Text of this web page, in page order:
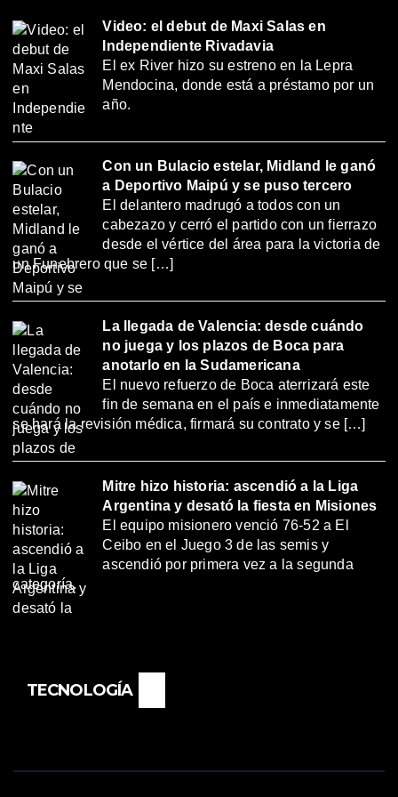
Video: el debut de Maxi Salas en
Independiente Rivadavia
El ex River hizo su estreno en la Lepra
Mendocina, donde está a préstamo por un
año.
Con un Bulacio estelar, Midland le ganó
a Deportivo Maipú y se puso tercero
El delantero madrugó a todos con un
cabezazo y cerró el partido con un fierrazo
desde el vértice del área para la victoria de
un Funebrero que se […]
La llegada de Valencia: desde cuándo
no juega y los plazos de Boca para
anotarlo en la Sudamericana
El nuevo refuerzo de Boca aterrizará este
fin de semana en el país e inmediatamente
se hará la revisión médica, firmará su contrato y se […]
Mitre hizo historia: ascendió a la Liga
Argentina y desató la fiesta en Misiones
El equipo misionero venció 76-52 a El
Ceibo en el Juego 3 de las semis y
ascendió por primera vez a la segunda
categoría.
TECNOLOGÍA